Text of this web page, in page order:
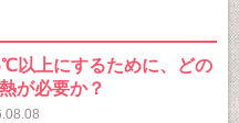
以上にするために、どの
が必要か？